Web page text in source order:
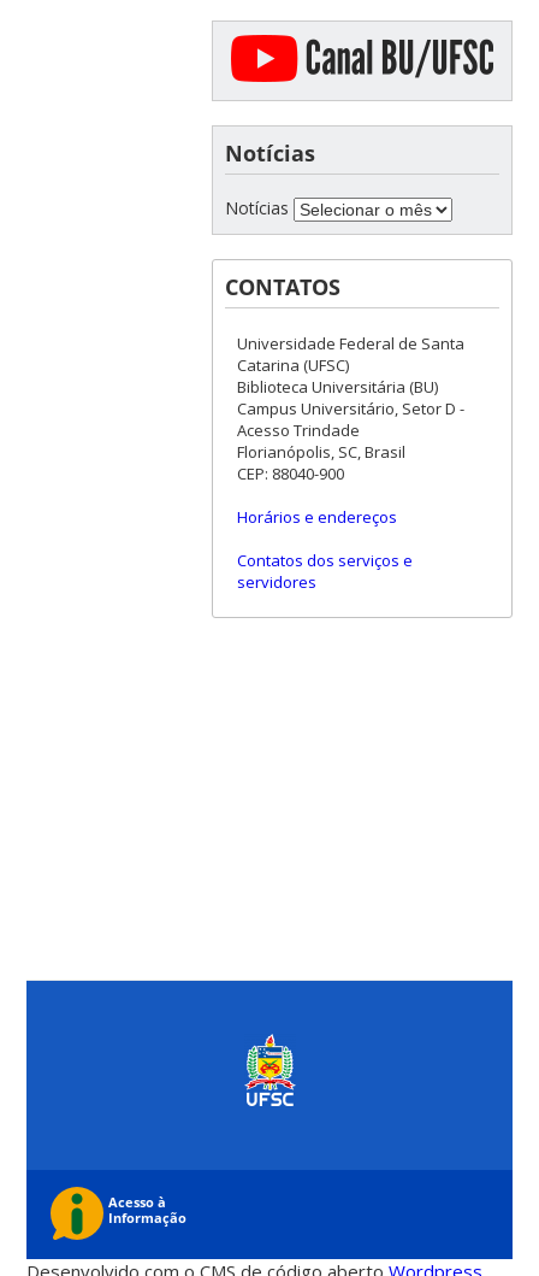
Notícias
Notícias
CONTATOS
Universidade Federal de Santa
Catarina (UFSC)
Biblioteca Universitária (BU)
Campus Universitário, Setor D -
Acesso Trindade
Florianópolis, SC, Brasil
CEP: 88040-900
Horários e endereços
Contatos dos serviços e
servidores